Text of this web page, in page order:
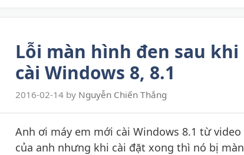
Lỗi màn hình đen sau khi
cài Windows 8, 8.1
2016-02-14 by Nguyễn Chiến Thắng
Anh ơi máy em mới cài Windows 8.1 từ video
của anh nhưng khi cài đặt xong thì nó bị màn